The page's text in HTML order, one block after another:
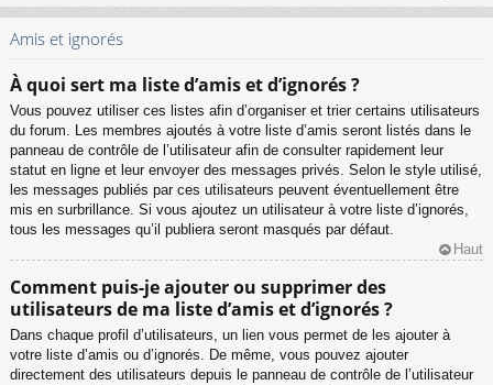
Amis et ignorés
À quoi sert ma liste d’amis et d’ignorés ?
Vous pouvez utiliser ces listes afin d’organiser et trier certains utilisateurs
du forum. Les membres ajoutés à votre liste d’amis seront listés dans le
panneau de contrôle de l’utilisateur afin de consulter rapidement leur
statut en ligne et leur envoyer des messages privés. Selon le style utilisé,
les messages publiés par ces utilisateurs peuvent éventuellement être
mis en surbrillance. Si vous ajoutez un utilisateur à votre liste d’ignorés,
tous les messages qu’il publiera seront masqués par défaut.
Haut
Comment puis-je ajouter ou supprimer des
utilisateurs de ma liste d’amis et d’ignorés ?
Dans chaque profil d’utilisateurs, un lien vous permet de les ajouter à
votre liste d’amis ou d’ignorés. De même, vous pouvez ajouter
directement des utilisateurs depuis le panneau de contrôle de l’utilisateur